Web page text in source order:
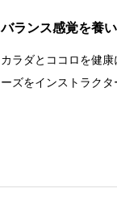
バランス感覚を養
カラダとココロを健
ーズをインストラク